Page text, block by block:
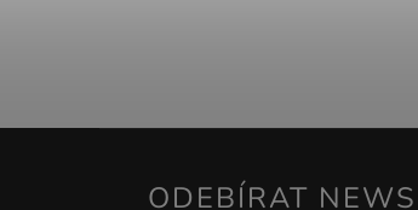
ODEBÍRAT